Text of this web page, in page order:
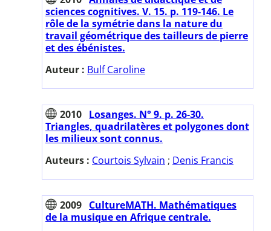
sciences cognitives. V. 15. p. 119-146. Le
rôle de la symétrie dans la nature du
travail géométrique des tailleurs de pierre
et des ébénistes.
Auteur : Bulf Caroline
2010 Losanges. N° 9. p. 26-30.
Triangles, quadrilatères et polygones dont
les milieux sont connus.
Auteurs : Courtois Sylvain ; Denis Francis
2009 CultureMATH. Mathématiques
de la musique en Afrique centrale.